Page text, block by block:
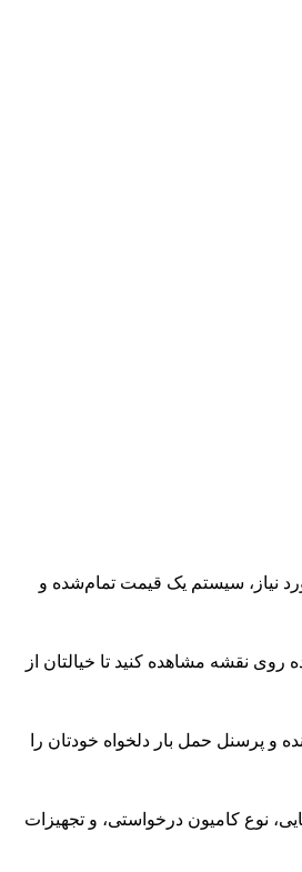
نیاز، سیستم یک قیمت تمام‌شده و
نقشه مشاهده کنید تا خیالتان از
و پرسنل حمل بار دلخواه خودتان را
نوع کامیون درخواستی، و تجهیزات